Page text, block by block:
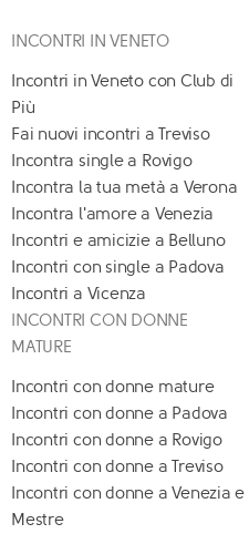
INCONTRI IN VENETO
Incontri in Veneto con Club di
Più
Fai nuovi incontri a Treviso
Incontra single a Rovigo
Incontra la tua metà a Verona
Incontra l'amore a Venezia
Incontri e amicizie a Belluno
Incontri con single a Padova
Incontri a Vicenza
INCONTRI CON DONNE
MATURE
Incontri con donne mature
Incontri con donne a Padova
Incontri con donne a Rovigo
Incontri con donne a Treviso
Incontri con donne a Venezia e
Mestre